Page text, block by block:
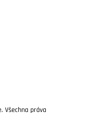
Všechna práva